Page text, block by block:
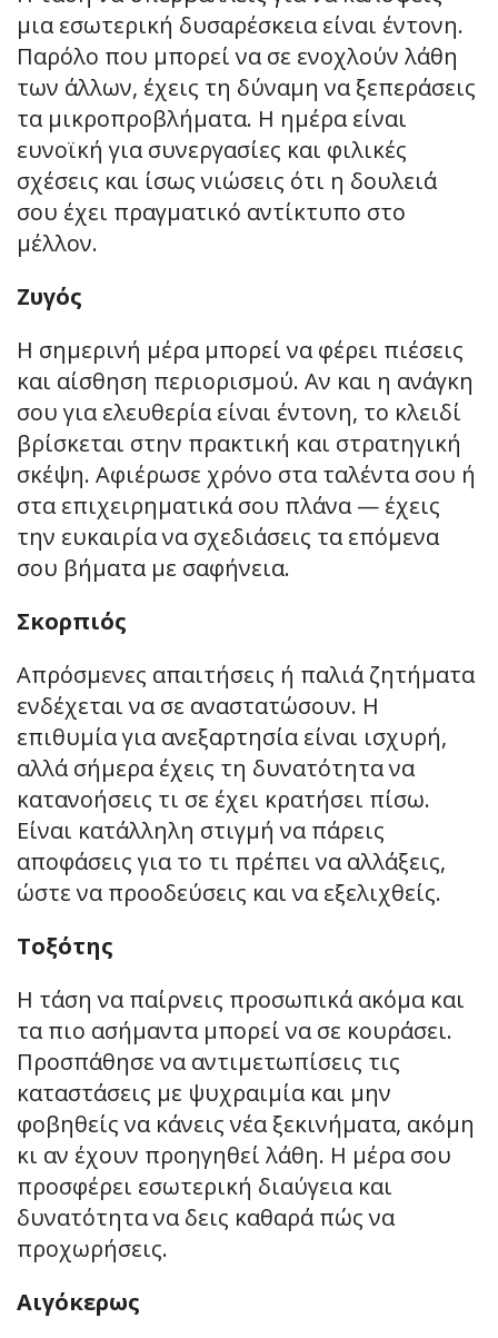
μια εσωτερική δυσαρέσκεια είναι έντονη.
Παρόλο που μπορεί να σε ενοχλούν λάθη
των άλλων, έχεις τη δύναμη να ξεπεράσεις
τα μικροπροβλήματα. Η ημέρα είναι
ευνοϊκή για συνεργασίες και φιλικές
σχέσεις και ίσως νιώσεις ότι η δουλειά
σου έχει πραγματικό αντίκτυπο στο
μέλλον.
Ζυγός
Η σημερινή μέρα μπορεί να φέρει πιέσεις
και αίσθηση περιορισμού. Αν και η ανάγκη
σου για ελευθερία είναι έντονη, το κλειδί
βρίσκεται στην πρακτική και στρατηγική
σκέψη. Αφιέρωσε χρόνο στα ταλέντα σου ή
στα επιχειρηματικά σου πλάνα — έχεις
την ευκαιρία να σχεδιάσεις τα επόμενα
σου βήματα με σαφήνεια.
Σκορπιός
Απρόσμενες απαιτήσεις ή παλιά ζητήματα
ενδέχεται να σε αναστατώσουν. Η
επιθυμία για ανεξαρτησία είναι ισχυρή,
αλλά σήμερα έχεις τη δυνατότητα να
κατανοήσεις τι σε έχει κρατήσει πίσω.
Είναι κατάλληλη στιγμή να πάρεις
αποφάσεις για το τι πρέπει να αλλάξεις,
ώστε να προοδεύσεις και να εξελιχθείς.
Τοξότης
Η τάση να παίρνεις προσωπικά ακόμα και
τα πιο ασήμαντα μπορεί να σε κουράσει.
Προσπάθησε να αντιμετωπίσεις τις
καταστάσεις με ψυχραιμία και μην
φοβηθείς να κάνεις νέα ξεκινήματα, ακόμη
κι αν έχουν προηγηθεί λάθη. Η μέρα σου
προσφέρει εσωτερική διαύγεια και
δυνατότητα να δεις καθαρά πώς να
προχωρήσεις.
Αιγόκερως